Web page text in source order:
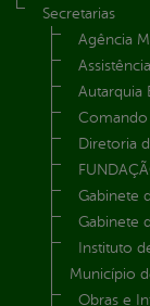
Secretarias
Agência
Autarquia
Comando
Diretoria
Gabinete
Gabinete
Instituto
Município
Obras e